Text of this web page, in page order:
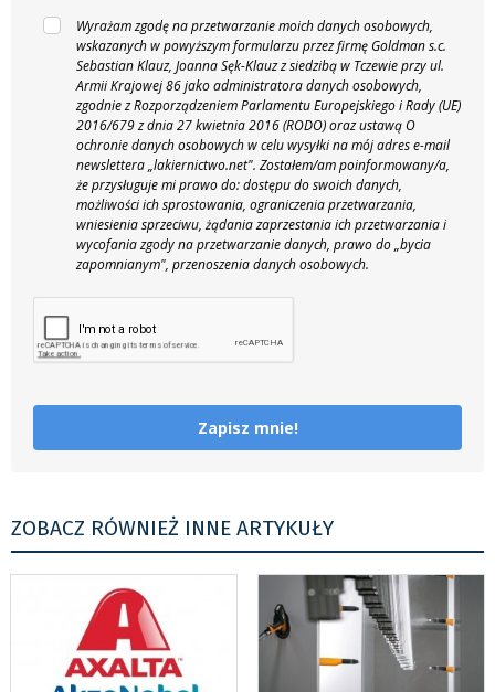
Wyrażam zgodę na przetwarzanie moich danych osobowych,
wskazanych w powyższym formularzu przez firmę Goldman s.c.
Sebastian Klauz, Joanna Sęk-Klauz z siedzibą w Tczewie przy ul.
Armii Krajowej 86 jako administratora danych osobowych,
zgodnie z Rozporządzeniem Parlamentu Europejskiego i Rady (UE)
2016/679 z dnia 27 kwietnia 2016 (RODO) oraz ustawą O
ochronie danych osobowych w celu wysyłki na mój adres e-mail
newslettera „lakiernictwo.net". Zostałem/am poinformowany/a,
że przysługuje mi prawo do: dostępu do swoich danych,
możliwości ich sprostowania, ograniczenia przetwarzania,
wniesienia sprzeciwu, żądania zaprzestania ich przetwarzania i
wycofania zgody na przetwarzanie danych, prawo do „bycia
zapomnianym", przenoszenia danych osobowych.
Zapisz mnie!
ZOBACZ RÓWNIEŻ INNE ARTYKUŁY